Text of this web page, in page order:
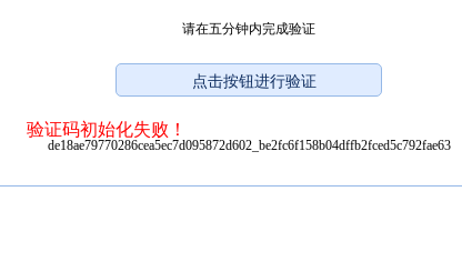
请在五分钟内完成验证
验证码初始化失败！
de18ae79770286cea5ec7d095872d602_be2fc6f158b04dffb2fced5c792fae63